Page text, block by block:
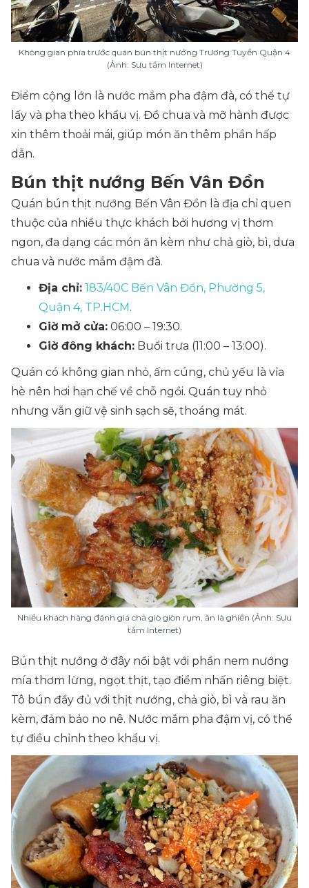
Không gian phía trước quán bún thịt nướng Trương Tuyền Quận 4
(Ảnh: Sưu tầm Internet)
Điểm cộng lớn là nước mắm pha đậm đà, có thể tự
lấy và pha theo khẩu vị. Đồ chua và mỡ hành được
xin thêm thoải mái, giúp món ăn thêm phần hấp
dẫn.
Bún thịt nướng Bến Vân Đồn
Quán bún thịt nướng Bến Vân Đồn là địa chỉ quen
thuộc của nhiều thực khách bởi hương vị thơm
ngon, đa dạng các món ăn kèm như chả giò, bì, dưa
chua và nước mắm đậm đà.
Địa chỉ: 183/40C Bến Vân Đồn, Phường 5,
Quận 4, TP.HCM.
Giờ mở cửa: 06:00 – 19:30.
Giờ đông khách: Buổi trưa (11:00 – 13:00).
Quán có không gian nhỏ, ấm cúng, chủ yếu là vỉa
hè nên hơi hạn chế về chỗ ngồi. Quán tuy nhỏ
nhưng vẫn giữ vệ sinh sạch sẽ, thoáng mát.
Nhiều khách hàng đánh giá chả giò giòn rụm, ăn là ghiền (Ảnh: Sưu
tầm Internet)
Bún thịt nướng ở đây nổi bật với phần nem nướng
mía thơm lừng, ngọt thịt, tạo điểm nhấn riêng biệt.
Tô bún đầy đủ với thịt nướng, chả giò, bì và rau ăn
kèm, đảm bảo no nê. Nước mắm pha đậm vị, có thể
tự điều chỉnh theo khẩu vị.